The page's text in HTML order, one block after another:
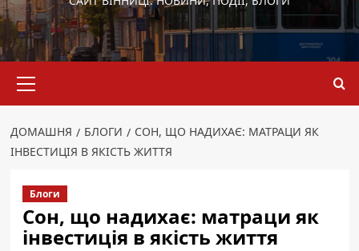
меню
ДОМАШНЯ БЛОГИ
СОН, ЩО НАДИХАЄ: МАТРАЦИ ЯК
ІНВЕСТИЦІЯ В ЯКІСТЬ ЖИТТЯ
Блоги
Сон, що надихає: матраци як
інвестиція в якість життя